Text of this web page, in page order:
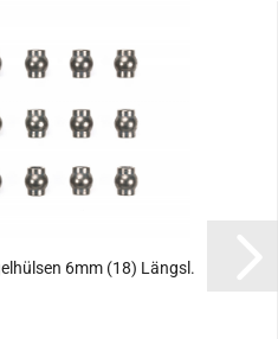
6mm (18) Längsl.